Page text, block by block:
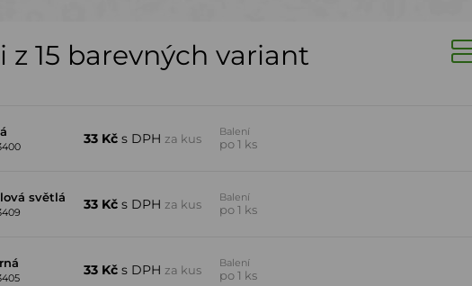
z 15 barevných variant
33 Kč s DPH za kus Balení
po 1 ks
světlá 33 Kč s DPH za kus Balení
po 1 ks
33 Kč s DPH za kus Balení
po 1 ks